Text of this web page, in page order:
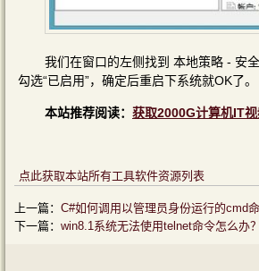
我们在窗口的左侧找到 本地策略 - 安
勾选“已启用”，确定后重启下系统就OK了。
本站推荐阅读： 获取2000G计算机IT
点此获取本站所有工具软件资源列表
上一篇： C#如何调用以管理员身份运行的cmd
下一篇： win8.1系统无法使用telnet命令怎么办